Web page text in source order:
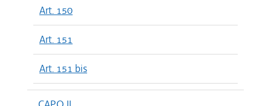
Art. 150
Art. 151
Art. 151 bis